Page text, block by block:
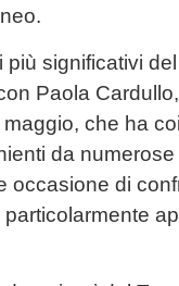
più significativi
Paola
che ha
da
occasione di